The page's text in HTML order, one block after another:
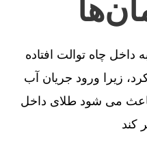
چاه توالت افتاده
زیرا ورود جریان آب
می شود طلای داخل
کند